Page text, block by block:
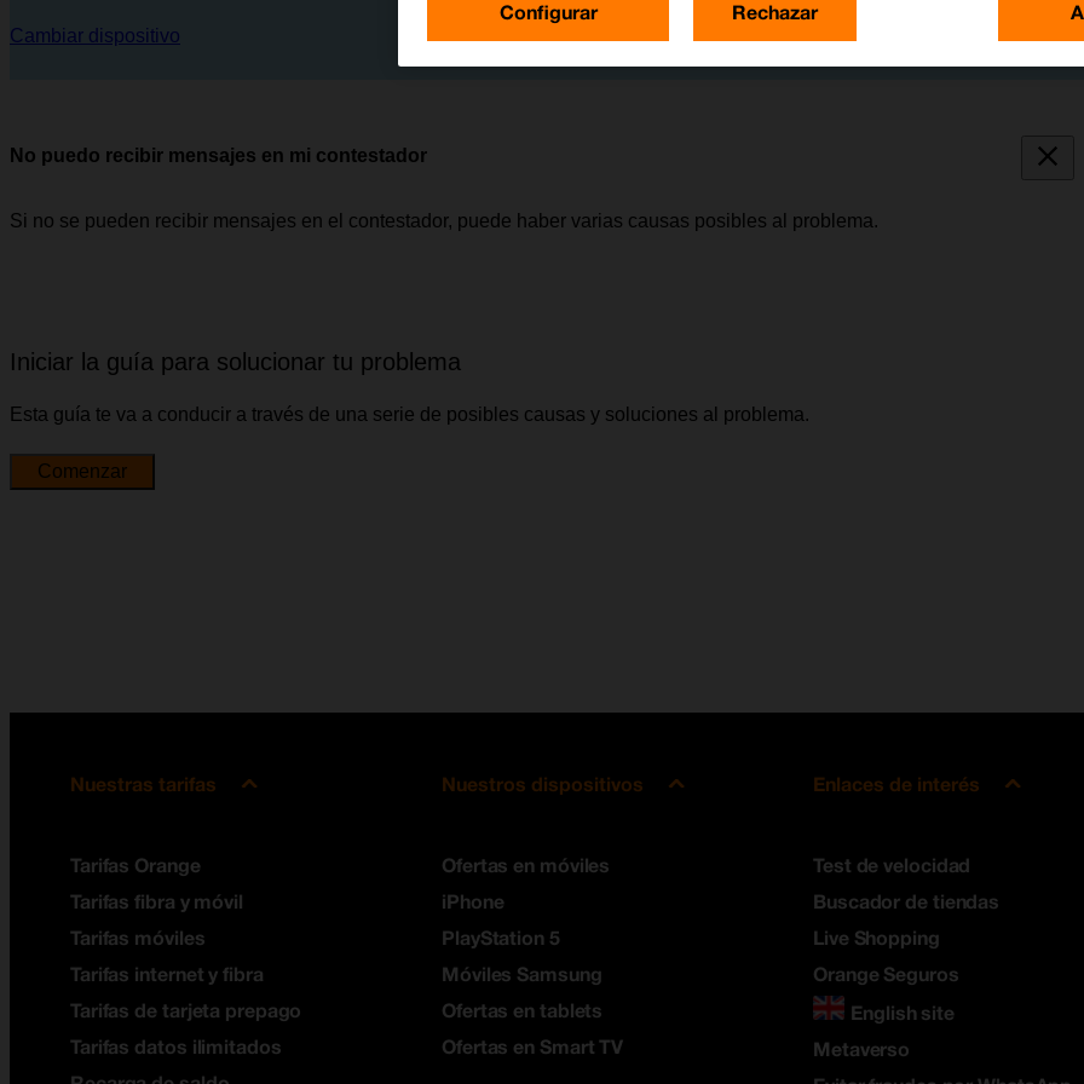
Cambiar dispositivo
No puedo recibir mensajes en mi contestador
Si no se pueden recibir mensajes en el contestador, puede haber varias causas posibles al problema.
Iniciar la guía para solucionar tu problema
Esta guía te va a conducir a través de una serie de posibles causas y soluciones al problema.
Comenzar
Nuestras tarifas
Tarifas Orange
Tarifas fibra y móvil
Tarifas móviles
Tarifas internet y fibra
Tarifas de tarjeta prepago
Tarifas datos ilimitados
Nuestros dispositivos
Ofertas en móviles
iPhone
PlayStation 5
Móviles Samsung
Ofertas en tablets
Ofertas en Smart TV
Enlaces de interés
Test de velocidad
Buscador de tiendas
Live Shopping
Orange Seguros
English site
Metaverso
Configurar Rechazar